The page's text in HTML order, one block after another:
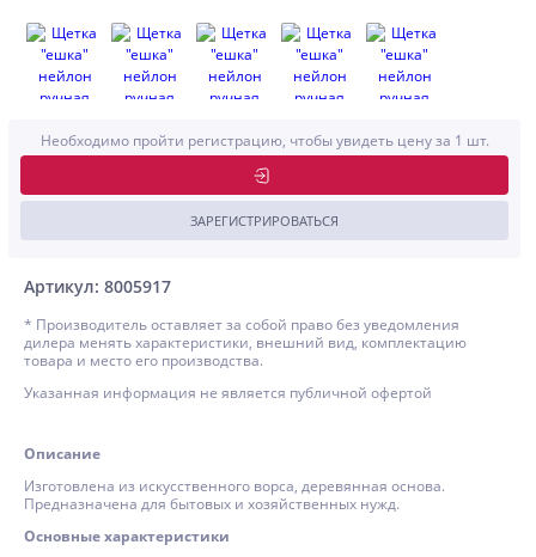
Артикул: 8005917
Необходимо пройти регистрацию, чтобы увидеть цену за 1 шт.
ЗАРЕГИСТРИРОВАТЬСЯ
* Производитель оставляет за собой право без уведомления
дилера менять характеристики, внешний вид, комплектацию
товара и место его производства.
Указанная информация не является публичной офертой
Описание
Изготовлена из искусственного ворса, деревянная основа.
Предназначена для бытовых и хозяйственных нужд.
Основные характеристики